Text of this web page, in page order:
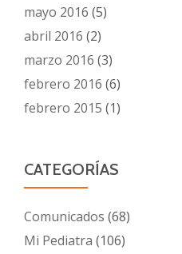
mayo 2016 (5)
abril 2016 (2)
marzo 2016 (3)
febrero 2016 (6)
febrero 2015 (1)
CATEGORÍAS
Comunicados (68)
Mi Pediatra (106)